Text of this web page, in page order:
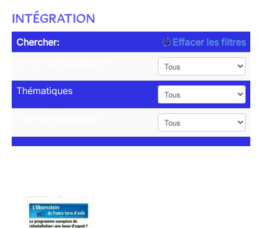
INTÉGRATION
Chercher:
Effacer les filtres
Thématiques